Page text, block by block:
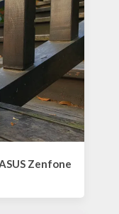
Zenfone